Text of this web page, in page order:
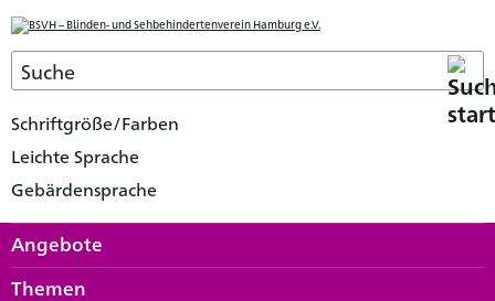
Schriftgröße/Farben
Leichte Sprache
Gebärdensprache
Angebote
Themen